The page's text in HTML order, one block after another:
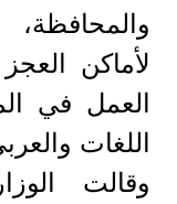
لأماكن
العمل في
اللغات
وقالت